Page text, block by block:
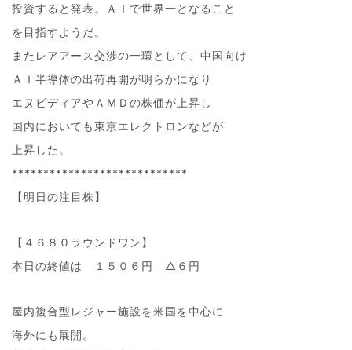
投資すると発表。ＡＩで世界一となること
を目指すようだ。
またレアアース交渉の一環として、中国向け
ＡＩ半導体の出荷再開が明らかになり
エヌビディアやＡＭＤの株価が上昇し
国内においても東京エレクトロンなどが
上昇した。
****************************
【明日の注目株】
【４６８０ラウンドワン】
本日の終値は １５０６円 △６円
屋内複合型レジャー施設を米国を中心に
海外にも展開。